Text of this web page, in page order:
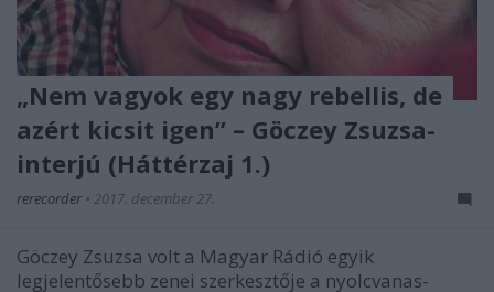
„Nem vagyok egy nagy rebellis, de
azért kicsit igen” – Göczey Zsuzsa-
interjú (Háttérzaj 1.)
rerecorder • 2017. december 27.
Göczey Zsuzsa volt a Magyar Rádió egyik
legjelentősebb zenei szerkesztője a nyolcvanas-